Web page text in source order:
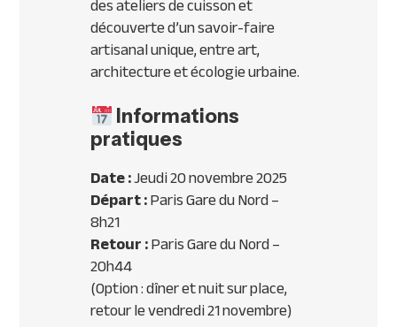
découverte d’un savoir-faire
artisanal unique, entre art,
architecture et écologie urbaine.
Informations
pratiques
Date :Jeudi 20 novembre 2025
Départ :Paris Gare du Nord –
8h21
Retour :Paris Gare du Nord –
20h44
(Option : dîner et nuit sur place,
retour le vendredi 21 novembre)